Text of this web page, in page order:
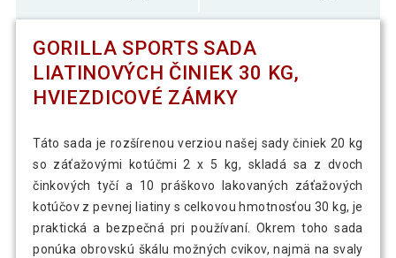
GORILLA SPORTS SADA
LIATINOVÝCH ČINIEK 30 KG,
HVIEZDICOVÉ ZÁMKY
Táto sada je rozšírenou verziou našej sady činiek 20 kg
so záťažovými kotúčmi 2 x 5 kg, skladá sa z dvoch
činkových tyčí a 10 práškovo lakovaných záťažových
kotúčov z pevnej liatiny s celkovou hmotnosťou 30 kg, je
praktická a bezpečná pri používaní. Okrem toho sada
ponúka obrovskú škálu možných cvikov, najmä na svaly